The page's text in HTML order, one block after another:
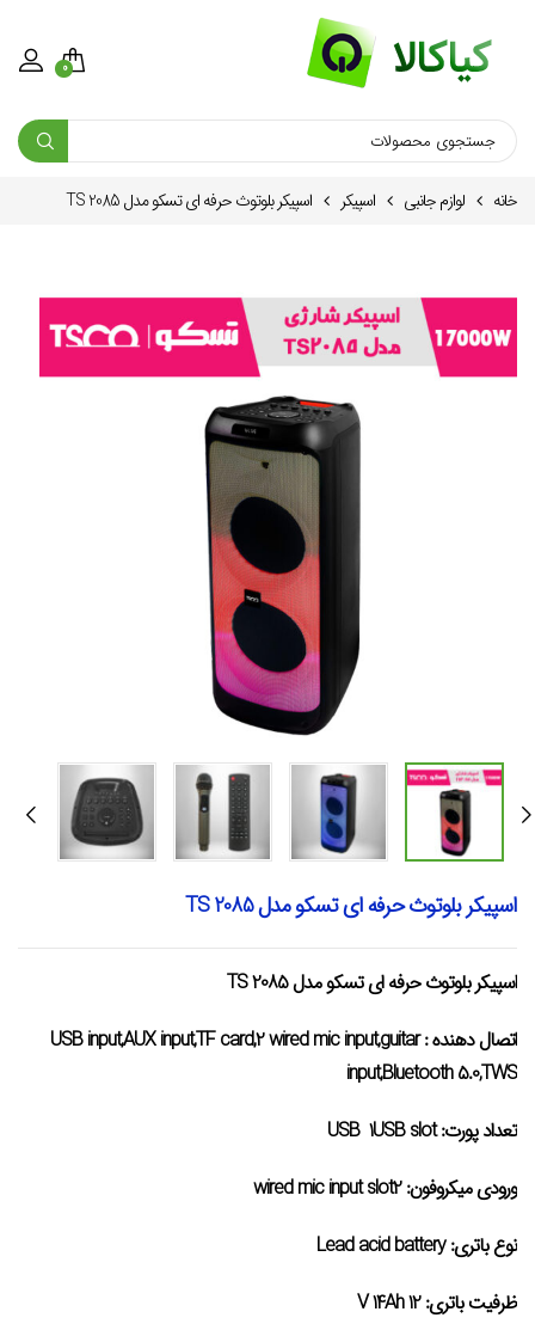
0
خانه لوازم جانبی اسپیکر اسپیکر بلوتوث حرفه ای تسکو مدل TS 2085
اسپیکر بلوتوث حرفه ای تسکو مدل TS 2085
اسپیکر بلوتوث حرفه ای تسکو مدل TS 2085
اتصال دهنده : USB input,AUX input,TF card,2 wired mic input,guitar
input,Bluetooth 5.0,TWS
تعداد پورت:USB 1USB slot
ورودی میکروفون:wired mic input slot2
نوع باتری:Lead acid battery
ظرفیت باتری:12 V 14Ah